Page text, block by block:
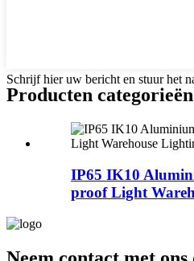
Schrijf hier uw bericht en stuur het
Producten categorieën
IP65 IK10
proof Light